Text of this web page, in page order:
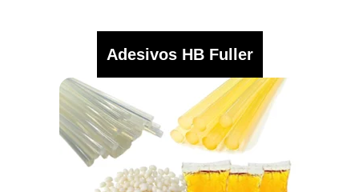
Adesivos HB Fuller